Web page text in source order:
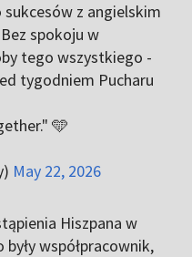
sukcesów z angielskim
spokoju w
tego wszystkiego -
tygodniem Pucharu
🩵
May 22, 2026
Hiszpana w
współpracownik,